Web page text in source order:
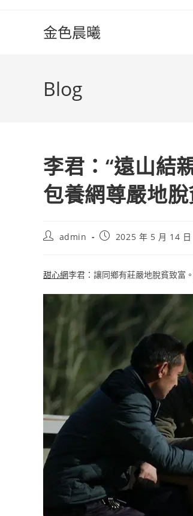
金色晨曦
Blog
李君：“遠山結
包養網尊嚴地
Postadmin
Post2025 年 5 月 14 日
甜心網李君：讓同鄉有莊嚴地脫貧致富